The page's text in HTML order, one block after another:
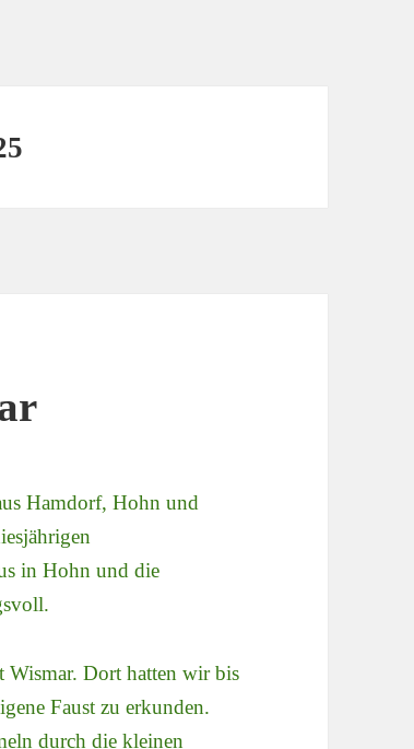
Hamdorf, Hohn und
in Hohn und die
Wismar. Dort hatten wir bis
Faust zu erkunden.
durch die kleinen